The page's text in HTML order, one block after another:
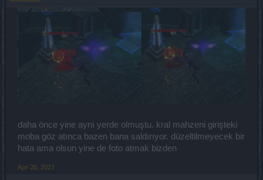
daha önce yine aynı yerde olmuştu. kral mahzeni girişteki
moba göz atınca bazen bana saldırıyor. düzeltilmeyecek bir
hata ama olsun yine de foto atmak bizden
Apr 20, 2021